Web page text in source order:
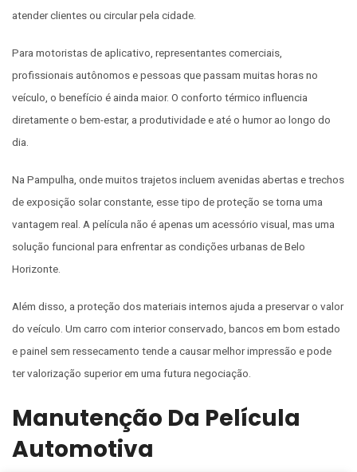
atender clientes ou circular pela cidade.
Para motoristas de aplicativo, representantes comerciais,
profissionais autônomos e pessoas que passam muitas horas no
veículo, o benefício é ainda maior. O conforto térmico influencia
diretamente o bem-estar, a produtividade e até o humor ao longo do
dia.
Na Pampulha, onde muitos trajetos incluem avenidas abertas e trechos
de exposição solar constante, esse tipo de proteção se torna uma
vantagem real. A película não é apenas um acessório visual, mas uma
solução funcional para enfrentar as condições urbanas de Belo
Horizonte.
Além disso, a proteção dos materiais internos ajuda a preservar o valor
do veículo. Um carro com interior conservado, bancos em bom estado
e painel sem ressecamento tende a causar melhor impressão e pode
ter valorização superior em uma futura negociação.
Manutenção Da Película
Automotiva